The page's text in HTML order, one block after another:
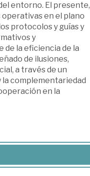
entorno. El presente,
en el plano
protocolos y guías y
y
la eficiencia de la
de ilusiones,
a través de un
la complementariedad
en la